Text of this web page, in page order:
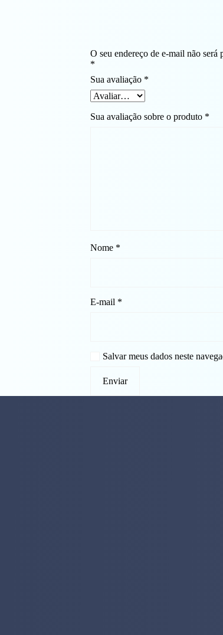
O seu endereço de e-mail não será
*
Sua avaliação *
Sua avaliação sobre o produto *
Nome *
E-mail *
Salvar meus dados neste